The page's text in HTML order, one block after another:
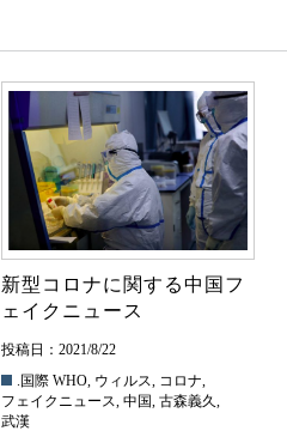
新型コロナに関する中国フ
ェイクニュース
投稿日：2021/8/22
.国際 WHO, ウィルス, コロナ,
フェイクニュース, 中国, 古森義久,
武漢